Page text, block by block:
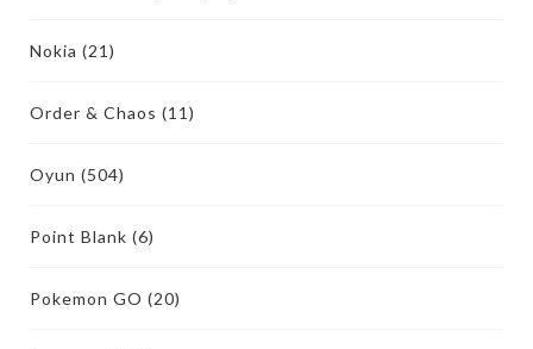
Nokia (21)
Order & Chaos (11)
Oyun (504)
Point Blank (6)
Pokemon GO (20)